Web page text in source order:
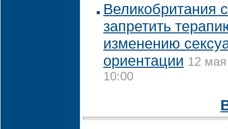
Великобритания
запретить
изменению
ориентации 12
10:00